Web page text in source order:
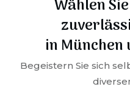
Wählen
in München
Begeistern Sie sich